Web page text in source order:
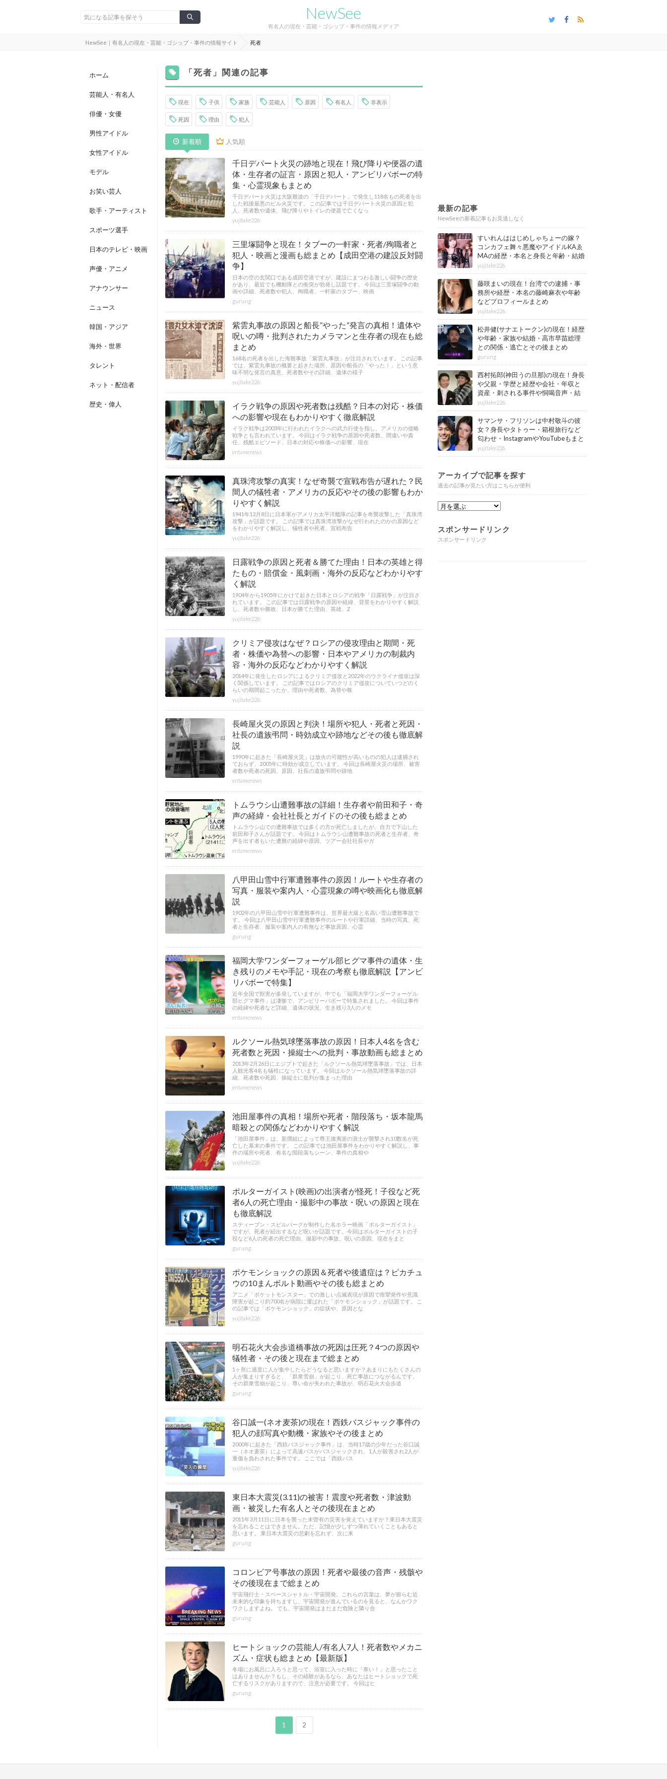
NewSee
有名人の現在・芸能・ゴシップ・事件の情報メディア
NewSee｜有名人の現在・芸能・ゴシップ・事件の情報サイト 死者
ホーム
芸能人・有名人
俳優・女優
男性アイドル
女性アイドル
モデル
お笑い芸人
歌手・アーティスト
スポーツ選手
日本のテレビ・映画
声優・アニメ
アナウンサー
ニュース
韓国・アジア
海外・世界
タレント
ネット・配信者
歴史・偉人
「死者」関連の記事
現在 子供 家族 芸能人 原因 有名人 非表示
死因 理由 犯人
新着順 人気順
千日デパート火災の跡地と現在！飛び降りや便器の遺
体・生存者の証言・原因と犯人・アンビリバボーの特
集・心霊現象もまとめ
千日デパート火災は大阪難波の「千日デパート」で発生し118名もの死者を出
した戦後最悪のビル火災です。 この記事では千日デパート火災の原因と犯
人、死者数や遺体、飛び降りやトイレの便器で亡くなっ
yujitake226
三里塚闘争と現在！タブーの一軒家・死者/殉職者と
犯人・映画と漫画も総まとめ【成田空港の建設反対闘
争】
日本の空の玄関口である成田空港ですが、建設にまつわる激しい闘争の歴史
があり、最近でも機動隊との衝突が勃発し話題です。 今回は三里塚闘争の動
画や詳細、死者数や犯人、殉職者、一軒家のタブー、映画
gurung
紫雲丸事故の原因と船長”やった”発言の真相！遺体や
呪いの噂・批判されたカメラマンと生存者の現在も総
まとめ
168名の死者を出した海難事故「紫雲丸事故」が注目されています。 この記事
では、紫雲丸事故の概要と起きた場所、原因や船長の「やった！」という意
味不明な発言の真意、死者数やその詳細、遺体の様子
yujitake226
イラク戦争の原因や死者数は残酷？日本の対応・株価
への影響や現在もわかりやすく徹底解説
イラク戦争は2003年に行われたイラクへの武力行使を指し、アメリカの侵略
戦争とも言われています。 今回はイラク戦争の原因や死者数、間違いや責
任、残酷エピソード、日本の対応や株価への影響、現在
entamenews
真珠湾攻撃の真実！なぜ奇襲で宣戦布告が遅れた？民
間人の犠牲者・アメリカの反応やその後の影響もわか
りやすく解説
1941年12月8日に日本軍がアメリカ太平洋艦隊の記事を奇襲攻撃した「真珠湾
攻撃」が話題です。 この記事では真珠湾攻撃がなぜ行われたのかの原因など
をわかりやすく解説し、犠牲者や死者、宣戦布告
yujitake226
日露戦争の原因と死者＆勝てた理由！日本の英雄と得
たもの・賠償金・風刺画・海外の反応などわかりやす
く解説
1904年から1905年にかけて起きた日本とロシアの戦争「日露戦争」が注目さ
れています。 この記事では日露戦争の原因や経緯、背景をわかりやすく解説
し、死者数や勝敗、日本が勝てた理由、英雄、Z
yujitake226
クリミア侵攻はなぜ？ロシアの侵攻理由と期間・死
者・株価や為替への影響・日本やアメリカの制裁内
容・海外の反応などわかりやすく解説
2014年に発生したロシアによるクリミア侵攻と2022年のウクライナ侵攻は深
く関係しています。 この記事ではロシアのクリミア侵攻についていつどのく
らいの期間起こったか、理由や死者数、為替や株
yujitake226
長崎屋火災の原因と判決！場所や犯人・死者と死因・
社長の遺族弔問・時効成立や跡地などその後も徹底解
説
1990年に起きた「長崎屋火災」は放火の可能性が高いものの犯人は逮捕され
ておらず、2005年に時効が成立しています。 今回は長崎屋火災の場所、被害
者数や死者の死因、原因、社長の遺族弔問や跡地
entamenews
トムラウシ山遭難事故の詳細！生存者や前田和子・奇
声の経緯・会社社長とガイドのその後も総まとめ
トムラウシ山での遭難事故では多くの方が死亡しましたが、自力で下山した
前田和子さんが話題です。 今回はトムラウシ山遭難事故の死者と生存者、奇
声を出す者もいた遭難の経緯や原因、ツアー会社社長やガ
entamenews
八甲田山雪中行軍遭難事件の原因！ルートや生存者の
写真・服装や案内人・心霊現象の噂や映画化も徹底解
説
1902年の八甲田山雪中行軍遭難事件は、世界最大級と名高い雪山遭難事故で
す。 今回は八甲田山雪中行軍遭難事件のルートや行軍詳細、当時の写真、死
者と生存者、服装や案内人の有無など事故原因、心霊
gurung
福岡大学ワンダーフォーゲル部ヒグマ事件の遺体・生
き残りのメモや手記・現在の考察も徹底解説【アンビ
リバボーで特集】
近年全国で獣害が多発していますが、中でも「福岡大学ワンダーフォーゲル
部ヒグマ事件」は凄惨で、アンビリーバボーで特集されました。 今回は事件
の経緯や死者など詳細、遺体の状況、生き残り3人のメモ
entamenews
ルクソール熱気球墜落事故の原因！日本人4名を含む
死者数と死因・操縦士への批判・事故動画も総まとめ
2013年2月26日にエジプトで起きた「ルクソール熱気球墜落事故」では、日本
人観光客4名も犠牲になっています。 今回はルクソール熱気球墜落事故の詳
細、死者数や死因、操縦士に批判が集まった理由
entamenews
池田屋事件の真相！場所や死者・階段落ち・坂本龍馬
暗殺との関係などわかりやすく解説
「池田屋事件」は、新撰組によって尊王攘夷派の浪士が襲撃され10数名が死
亡した幕末の事件です。 この記事では池田屋事件をわかりやすく解説し、事
件の場所や死者、有名な階段落ちシーン、事件の真相や
yujitake226
ポルターガイスト(映画)の出演者が怪死！子役など死
者6人の死亡理由・撮影中の事故・呪いの原因と現在
も徹底解説
スティーブン・スピルバーグが制作した名ホラー映画「ポルターガイスト」
ですが、死者が続出するなど呪いが話題です。今回はポルターガイストの子
役など6人の死者の死亡理由、撮影中の事故、呪いの原因、現在をまと
gurung
ポケモンショックの原因＆死者や後遺症は？ピカチュ
ウの10まんボルト動画やその後も総まとめ
アニメ「ポケットモンスター」での激しい点滅表現が原因で痙攣発作や意識
障害が起こり約700名が病院に運ばれた「ポケモンショック」が話題です。 こ
の記事では「ポケモンショック」の症状や、原因とな
yujitake226
明石花火大会歩道橋事故の死因は圧死？4つの原因や
犠牲者・その後と現在まで総まとめ
1ヶ所に過度に人が集中したらどうなると思いますか？あまりにもたくさんの
人が集まりすぎると、「群衆雪崩」が起こり、死亡事故につながるんです。
その群衆雪崩が起こり、尊い命が失われた事故が、明石花火大会歩道
gurung
谷口誠一(ネオ麦茶)の現在！西鉄バスジャック事件の
犯人の顔写真や動機・家族やその後まとめ
2000年に起きた「西鉄バスジャック事件」は、当時17歳の少年だった谷口誠
一（ネオ麦茶）によって高速バスがバスジャックされ、1人が殺害され2人が
重傷を負わされた事件です。 ここでは「西鉄バス
yujitake226
東日本大震災(3.11)の被害！震度や死者数・津波動
画・被災した有名人とその後現在まとめ
2011年3月11日に日本を襲った未曽有の災害を覚えていますか？東日本大震災
を忘れることはできません。ただ、記憶が少しずつ薄れていくこともあると
思います。 東日本大震災の悲劇を忘れず、次に来
gurung
コロンビア号事故の原因！死者や最後の音声・残骸や
その後現在まで総まとめ
宇宙飛行士・スペースシャトル・宇宙開発。これらの言葉は、夢が膨らむ近
未来的な印象を持ちますし、宇宙開発が進んでいるのを見ると、なんかワク
ワクしますよね。 でも、宇宙開発はまだまだ危険と隣り合
gurung
ヒートショックの芸能人/有名人7人！死者数やメカニ
ズム・症状も総まとめ【最新版】
冬場にお風呂に入ろうと思って、浴室に入った時に「寒い！」と思ったこと
はありませんか？もし、その経験があるなら、あなたはヒートショックで死
亡するリスクがありますので、注意が必要です。 今回はヒ
gurung
1 2
最新の記事
NewSeeの新着記事もお見逃しなく
すいれんははじめしゃちょーの嫁？
コンカフェ舞々悪魔やアイドルKAゑ
MAの経歴・本名と身長と年齢・結婚
情報もまとめ
yujitake226
藤咲まいの現在！台湾での逮捕・事
務所や経歴・本名の藤崎麻衣や年齢
などプロフィールまとめ
yujitake226
松井健(サナエトークン)の現在！経歴
や年齢・家族や結婚・高市早苗総理
との関係・逃亡とその後まとめ
gurung
西村拓郎(神田うの旦那)の現在！身長
や父親・学歴と経歴や会社・年収と
資産・刺される事件や恫喝音声・結
婚と子供や自宅・脳梗塞の病気もま
とめ
yujitake226
サマンサ・フリソンは中村敬斗の彼
女？身長やタトゥー・箱根旅行など
匂わせ・InstagramやYouTubeもまと
め
yujitake226
アーカイブで記事を探す
過去の記事が見たい方はこちらが便利
スポンサードリンク
スポンサードリンク